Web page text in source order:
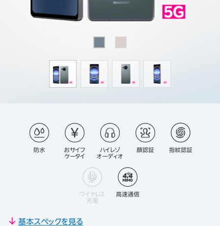
防水
おサイフ
ケータイ
ハイレゾ
オーディオ
顔認証 指紋認証
ワイヤレス
充電
高速通信
基本スペックを見る